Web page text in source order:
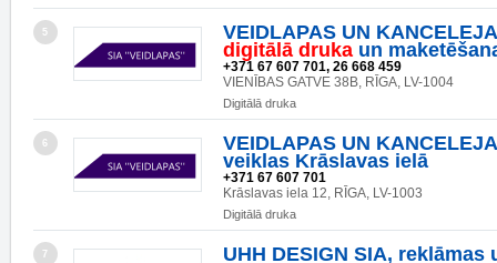
5
VEIDLAPAS UN
digitālā druka un
+371 67 607 701, 26 668 459
VIENĪBAS GATVE 38B, RĪGA, LV-1004
Digitālā druka
6
VEIDLAPAS UN
veiklas Krāslavas ielā
+371 67 607 701
Krāslavas iela 12, RĪGA, LV-1003
Digitālā druka
7
UHH DESIGN SIA, reklāmas